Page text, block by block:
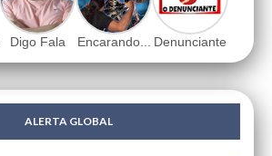
Digo Fala Encarando... Denunciante
ALERTA GLOBAL